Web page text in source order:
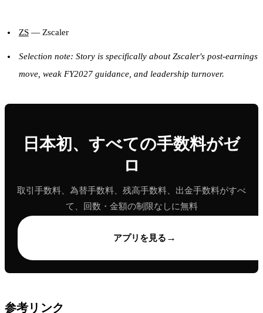
ZS— Zscaler
Selection note: Story is specifically about Zscaler's post-earnings
move, weak FY2027 guidance, and leadership turnover.
日本初、すべての手数料がゼ
ロ
取引手数料、為替手数料、残高手数料、出金手数料がすべ
て、回数・金額の制限なしに無料
アプリを見る →
参考リンク